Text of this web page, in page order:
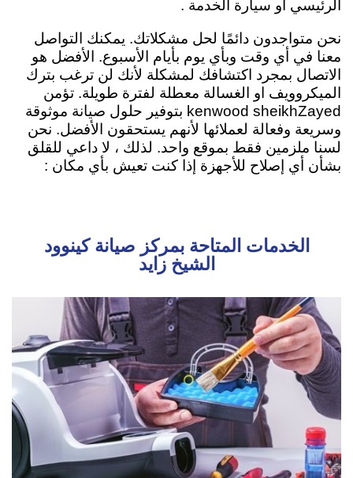
الرئيسي او سيارة الخدمة .
نحن متواجدون دائمًا لحل مشكلاتك. يمكنك التواصل
معنا في أي وقت وبأي يوم بأيام الأسبوع. الأفضل هو
الاتصال بمجرد اكتشافك لمشكلة لأنك لن ترغب بترك
الميكروويف او الغسالة معطلة لفترة طويلة. تؤمن
kenwood sheikhZayed بتوفير حلول صيانة موثوقة
وسريعة وفعالة لعملائها لأنهم يستحقون الأفضل. نحن
لسنا ملزمين فقط بموقع واحد. لذلك ، لا داعي للقلق
بشأن أي إصلاح للأجهزة إذا كنت تعيش بأي مكان :
الخدمات المتاحة بمركز صيانة كينوود
الشيخ زايد